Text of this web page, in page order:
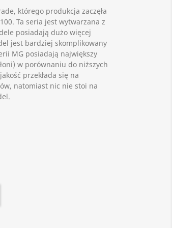
którego produkcja zaczęła
Ta seria jest wytwarzana z
posiadają dużo więcej
jest bardziej skomplikowany
MG posiadają największy
w porównaniu do niższych
przekłada się na
natomiast nic nie stoi na